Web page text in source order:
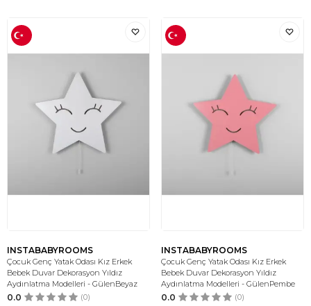
INSTABABYROOMS
Çocuk Genç Yatak Odası Kız Erkek
Bebek Duvar Dekorasyon Yıldız
Aydınlatma Modelleri - GülenBeyaz
0.0 (0)
INSTABABYROOMS
Çocuk Genç Yatak Odası Kız Erkek
Bebek Duvar Dekorasyon Yıldız
Aydınlatma Modelleri - GülenPembe
0.0 (0)